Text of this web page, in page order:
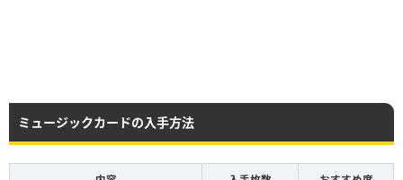
ミュージックカードの入手方法